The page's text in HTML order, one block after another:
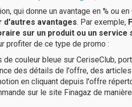
qui donne un avantage en % ou
d'autres avantages. Par exemple,
sur un produit ou un service
profiter de ce type de promo :
couleur bleue sur CeriseClub,
des détails de l'offre, des
en cliquant depuis l'offre
sur le site Finagaz de